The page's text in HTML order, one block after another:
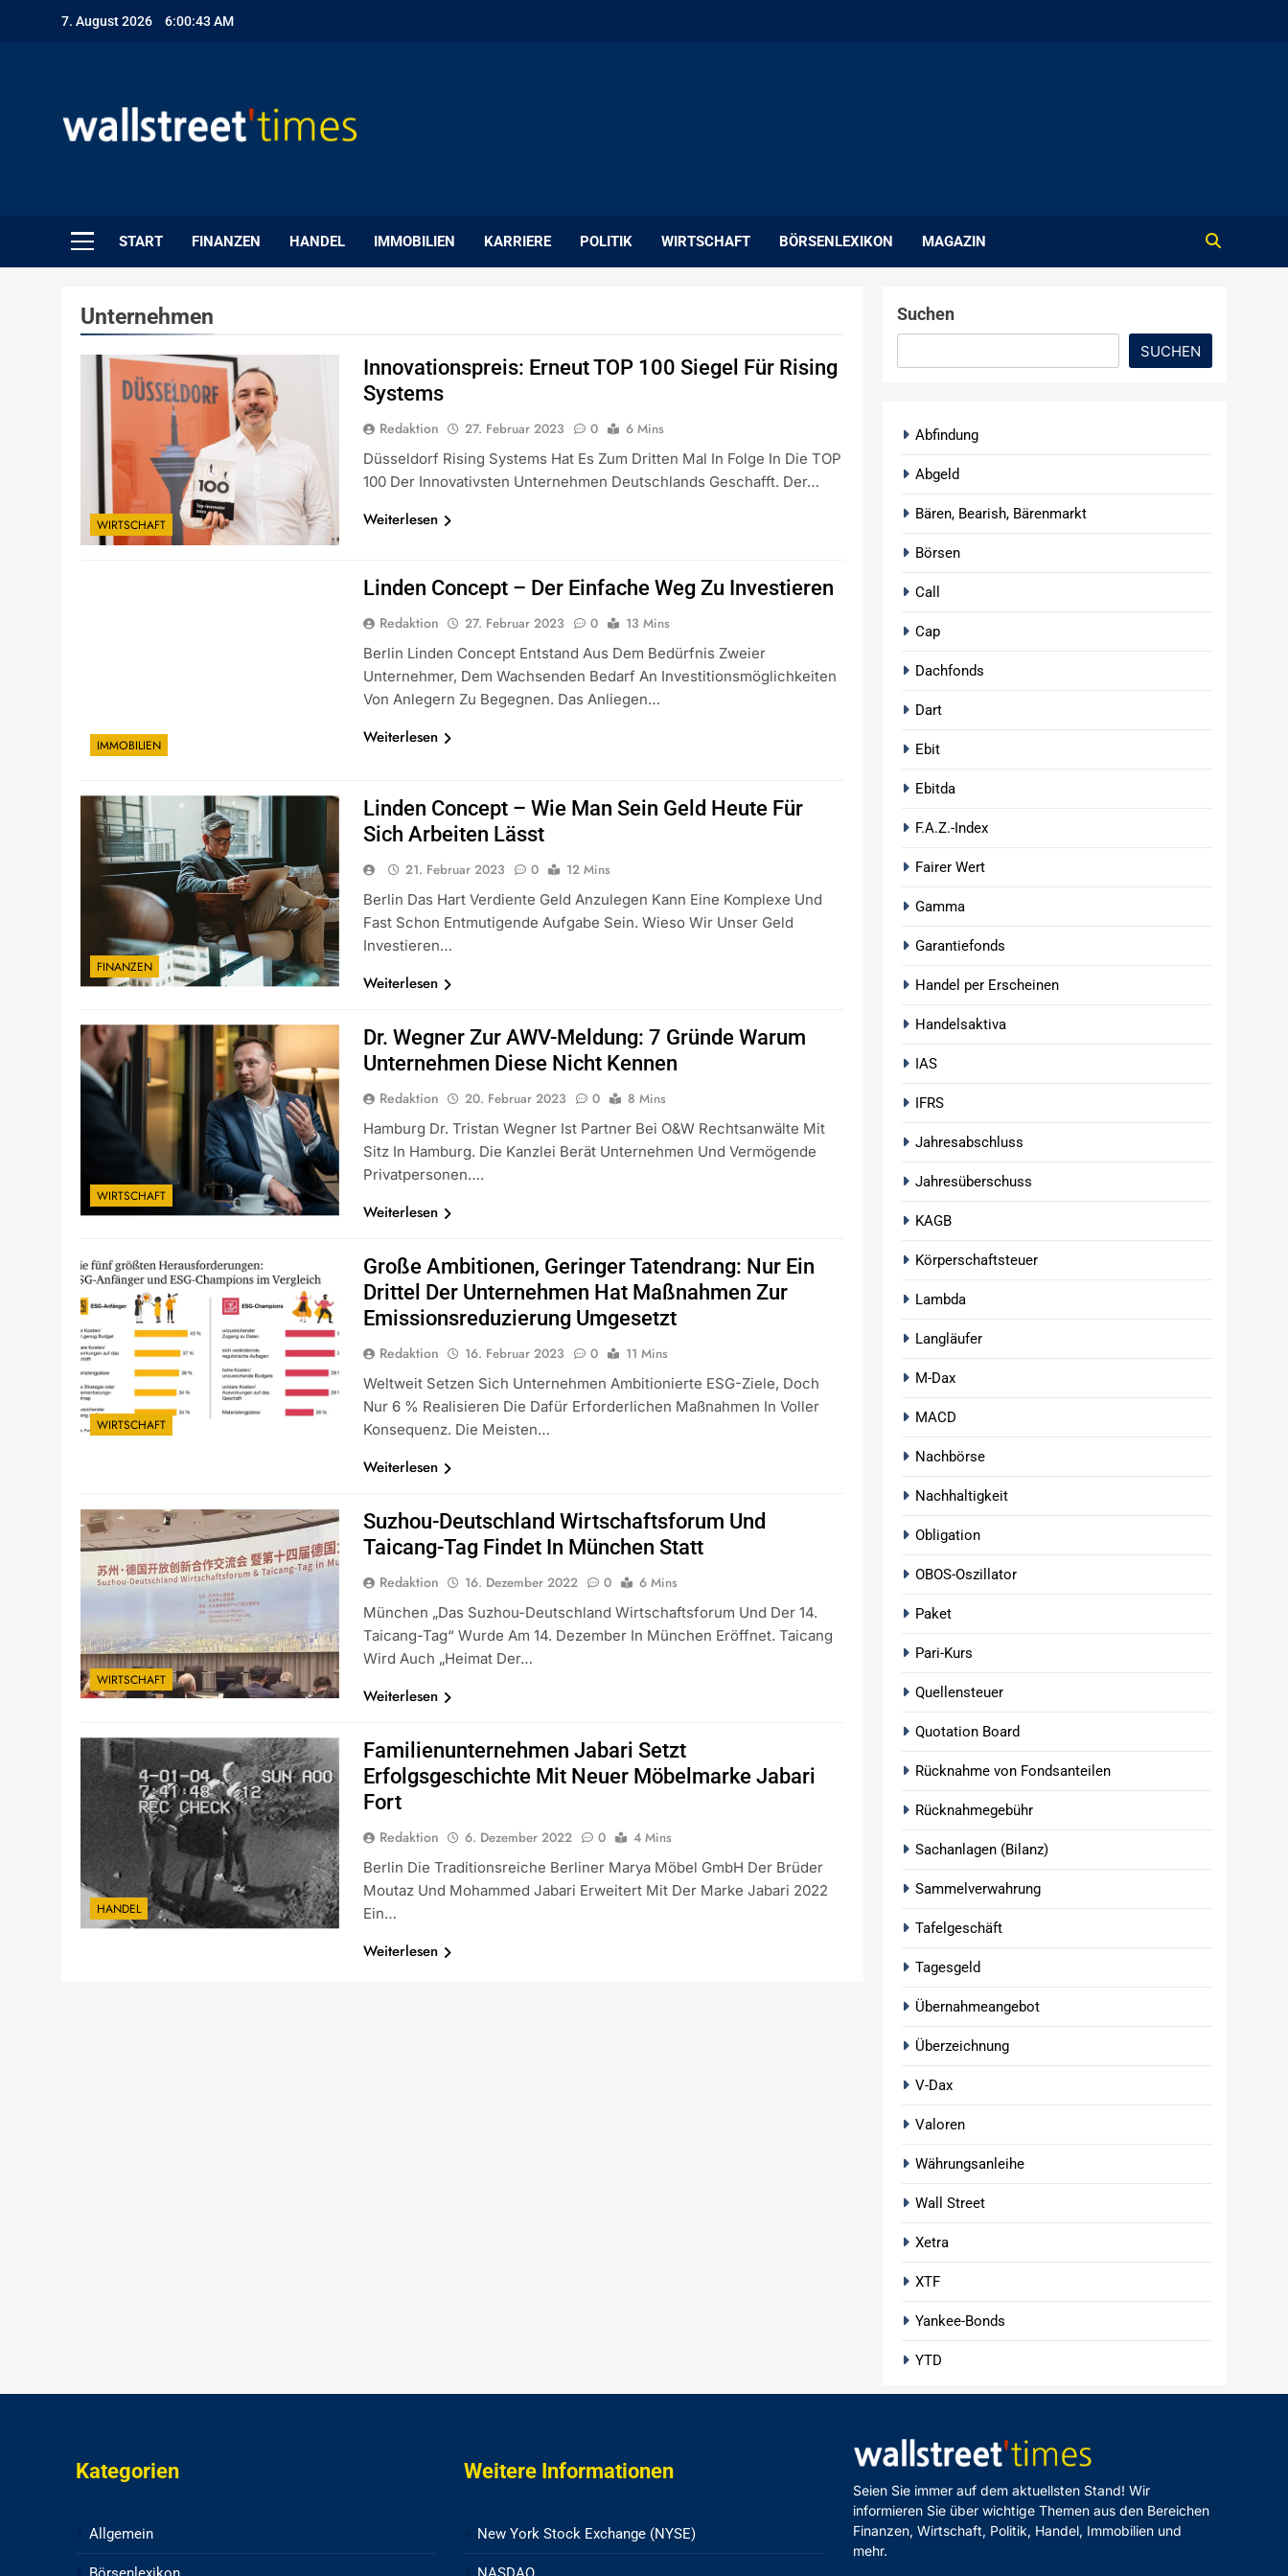
7. August 2026 6:00:44 AM
START FINANZEN HANDEL IMMOBILIEN KARRIERE POLITIK WIRTSCHAFT BÖRSENLEXIKON MAGAZIN
Unternehmen
WIRTSCHAFT
Innovationspreis: Erneut TOP 100 Siegel Für Rising
Systems
Redaktion 27. Februar 2023 0
6 Mins
Düsseldorf Rising Systems Hat Es Zum Dritten Mal In Folge In Die TOP
100 Der Innovativsten Unternehmen Deutschlands Geschafft. Der…
Weiterlesen
IMMOBILIEN
Linden Concept – Der Einfache Weg Zu Investieren
Redaktion 27. Februar 2023 0
13 Mins
Berlin Linden Concept Entstand Aus Dem Bedürfnis Zweier
Unternehmer, Dem Wachsenden Bedarf An Investitionsmöglichkeiten
Von Anlegern Zu Begegnen. Das Anliegen…
Weiterlesen
FINANZEN
Linden Concept – Wie Man Sein Geld Heute Für
Sich Arbeiten Lässt
21. Februar 2023 0
12 Mins
Berlin Das Hart Verdiente Geld Anzulegen Kann Eine Komplexe Und
Fast Schon Entmutigende Aufgabe Sein. Wieso Wir Unser Geld
Investieren…
Weiterlesen
WIRTSCHAFT
Dr. Wegner Zur AWV-Meldung: 7 Gründe Warum
Unternehmen Diese Nicht Kennen
Redaktion 20. Februar 2023 0
8 Mins
Hamburg Dr. Tristan Wegner Ist Partner Bei O&W Rechtsanwälte Mit
Sitz In Hamburg. Die Kanzlei Berät Unternehmen Und Vermögende
Privatpersonen….
Weiterlesen
WIRTSCHAFT
Große Ambitionen, Geringer Tatendrang: Nur Ein
Drittel Der Unternehmen Hat Maßnahmen Zur
Emissionsreduzierung Umgesetzt
Redaktion 16. Februar 2023 0
11 Mins
Weltweit Setzen Sich Unternehmen Ambitionierte ESG-Ziele, Doch
Nur 6 % Realisieren Die Dafür Erforderlichen Maßnahmen In Voller
Konsequenz. Die Meisten…
Weiterlesen
WIRTSCHAFT
Suzhou-Deutschland Wirtschaftsforum Und
Taicang-Tag Findet In München Statt
Redaktion 16. Dezember 2022 0
6 Mins
München „Das Suzhou-Deutschland Wirtschaftsforum Und Der 14.
Taicang-Tag“ Wurde Am 14. Dezember In München Eröffnet. Taicang
Wird Auch „Heimat Der…
Weiterlesen
HANDEL
Familienunternehmen Jabari Setzt
Erfolgsgeschichte Mit Neuer Möbelmarke Jabari
Fort
Redaktion 6. Dezember 2022 0
4 Mins
Berlin Die Traditionsreiche Berliner Marya Möbel GmbH Der Brüder
Moutaz Und Mohammed Jabari Erweitert Mit Der Marke Jabari 2022
Ein…
Weiterlesen
Suchen
SUCHEN
Abfindung
Abgeld
Bären, Bearish, Bärenmarkt
Börsen
Call
Cap
Dachfonds
Dart
Ebit
Ebitda
F.A.Z.-Index
Fairer Wert
Gamma
Garantiefonds
Handel per Erscheinen
Handelsaktiva
IAS
IFRS
Jahresabschluss
Jahresüberschuss
KAGB
Körperschaftsteuer
Lambda
Langläufer
M-Dax
MACD
Nachbörse
Nachhaltigkeit
Obligation
OBOS-Oszillator
Paket
Pari-Kurs
Quellensteuer
Quotation Board
Rücknahme von Fondsanteilen
Rücknahmegebühr
Sachanlagen (Bilanz)
Sammelverwahrung
Tafelgeschäft
Tagesgeld
Übernahmeangebot
Überzeichnung
V-Dax
Valoren
Währungsanleihe
Wall Street
Xetra
XTF
Yankee-Bonds
YTD
Kategorien
Allgemein
Weitere Informationen
New York Stock Exchange (NYSE)
Seien Sie immer auf dem aktuellsten Stand! Wir
informieren Sie über wichtige Themen aus den Bereichen
Finanzen, Wirtschaft, Politik, Handel, Immobilien und
mehr.